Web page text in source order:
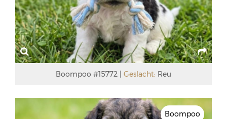
Boompoo #15772 Geslacht: Reu
Boompoo